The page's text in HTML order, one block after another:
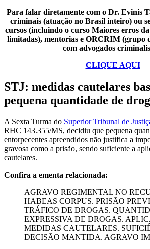
Para falar diretamente com o Dr. Evinis
criminais (atuação no Brasil inteiro) ou
cursos (incluindo o curso Maiores erros da
limitadas), mentorias e ORCRIM (grupo
com advogados
CLIQUE AQUI
STJ: medidas cautelares
pequena quantidade de
A Sexta Turma do Superior Tribunal de
RHC 143.355/MS, decidiu que pequena
entorpecentes apreendidos não justifica a
gravosa como a prisão, sendo suficiente a
cautelares.
Confira a ementa relacionada:
AGRAVO REGIMENTAL NO
HABEAS CORPUS. PRISÃO
TRÁFICO DE DROGAS.
EXPRESSIVA DE DROGAS.
MEDIDAS CAUTELARES.
DECISÃO MANTIDA. AGRAVO